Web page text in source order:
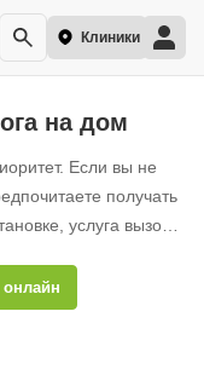
Клиники
на дом
Если вы не
получать
услуга вызова